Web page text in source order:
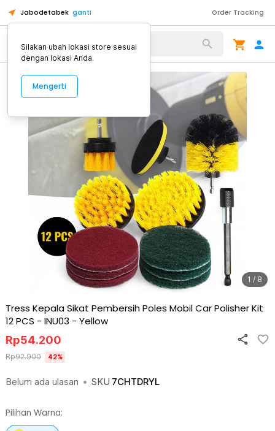
Jabodetabek ganti Order Tracking
Alat Kopi
1 / 8
Tress Kepala Sikat Pembersih Poles Mobil Car Polisher Kit
12 PCS - INU03 - Yellow
Belum ada ulasan • SKU 7CHTDRYL
Rp54.200
Rp92.900 42%
Pilihan Warna:
Silakan ubah lokasi store sesuai
dengan lokasi Anda.
Mengerti